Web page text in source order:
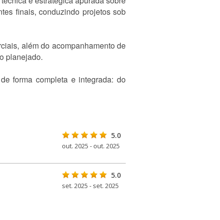
finais, conduzindo projetos sob
além do acompanhamento de
planejado.
forma completa e integrada: do
5.0
out. 2025 - out. 2025
5.0
set. 2025 - set. 2025